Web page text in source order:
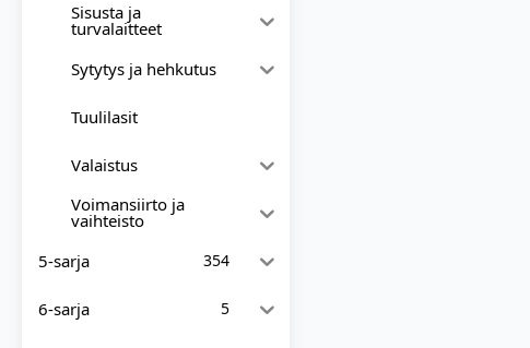
Sisusta ja
turvalaitteet
Sytytys ja hehkutus
Tuulilasit
Valaistus
Voimansiirto ja
vaihteisto
5-sarja
354
6-sarja 5